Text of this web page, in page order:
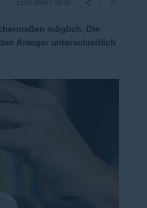
21.02.2026 | 15:15
möglich. Die
Anleger unterschiedlich